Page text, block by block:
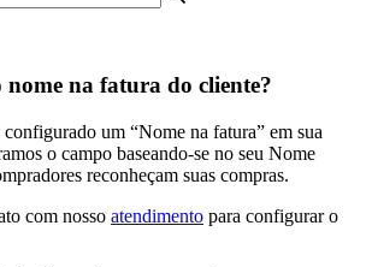
nome na fatura do cliente?
um “Nome na fatura” em sua
o campo baseando-se no seu Nome
reconheçam suas compras.
com nosso atendimento para configurar o